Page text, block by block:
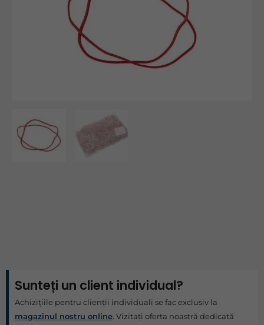
Sunteți un client individual?
Achizițiile pentru clienții individuali se fac exclusiv la
magazinul nostru online. Vizitați oferta noastră dedicată